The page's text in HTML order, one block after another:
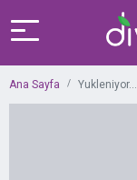
Ana Sayfa Yukleniyor...